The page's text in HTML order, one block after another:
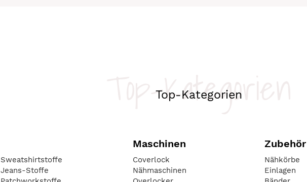
Top-Kategorien
Top-Kategorien
Sweatshirtstoffe
Jeans-Stoffe
Maschinen
Coverlock
Nähmaschinen
Zubehör
Nähkörbe
Einlagen